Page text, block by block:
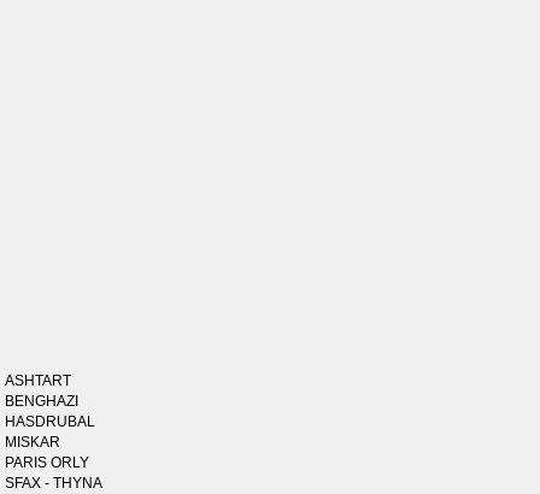
ASHTART
BENGHAZI
HASDRUBAL
MISKAR
PARIS ORLY
SFAX - THYNA